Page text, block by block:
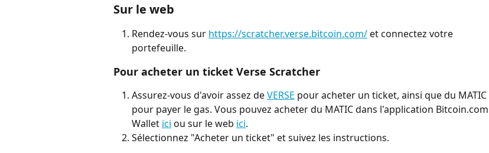
Sur le web
Rendez-vous sur https://scratcher.verse.bitcoin.com/ et connectez votre
portefeuille.
Pour acheter un ticket Verse Scratcher
Assurez-vous d'avoir assez de VERSE pour acheter un ticket, ainsi que du MATIC
pour payer le gas. Vous pouvez acheter du MATIC dans l'application Bitcoin.com
Wallet ici ou sur le web ici.
Sélectionnez "Acheter un ticket" et suivez les instructions.